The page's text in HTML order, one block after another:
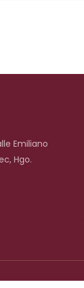
Emiliano
Hgo.